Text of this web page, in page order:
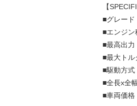
【
■グレード
■エンジン
■最高出
■最大ト
■駆動方式
■全長x全
■車両価格